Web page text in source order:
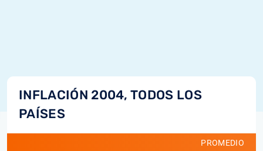
INFLACIÓN 2004, TODOS LOS
PAÍSES
PROMEDIO